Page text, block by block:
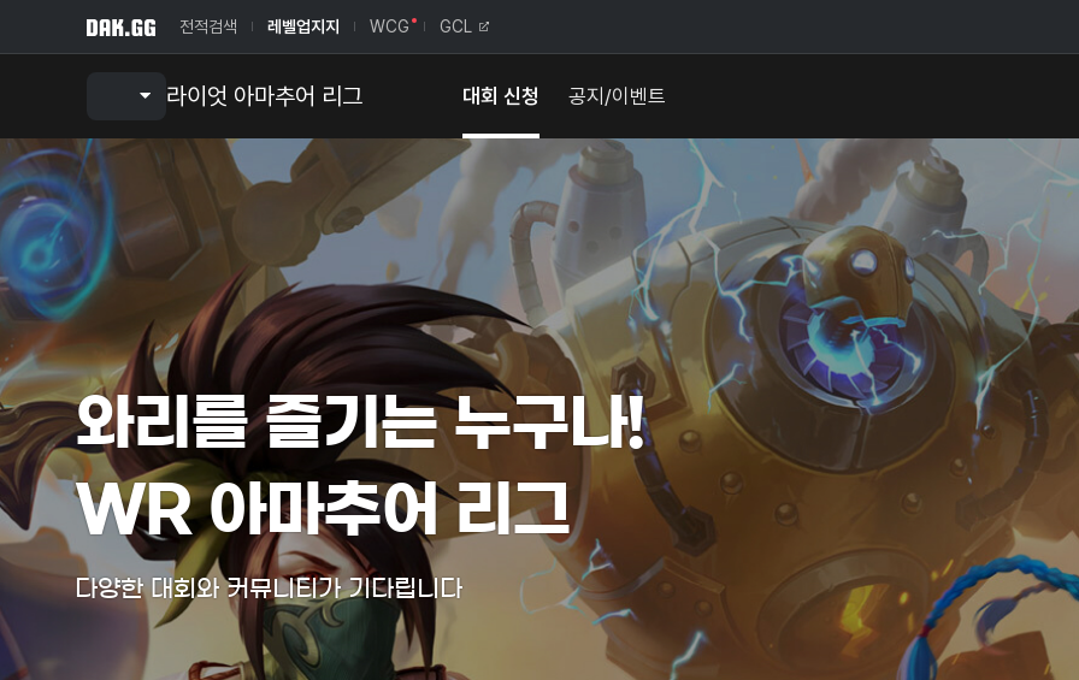
전적검색 레벨업지지 WCG GCL
라이엇 아마추어 리그 대회 신청 공지/이벤트
와리를 즐기는 누구나!
WR 아마추어 리그
다양한 대회와 커뮤니티가 기다립니다